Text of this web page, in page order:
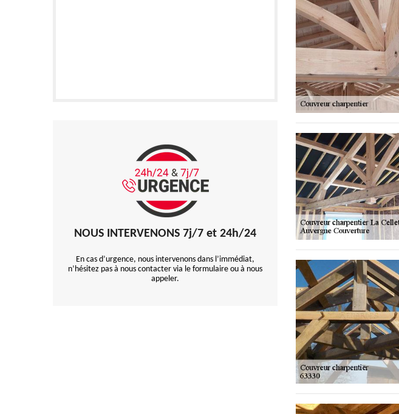
NOUS INTERVENONS 7j/7 et 24h/24
En cas d’urgence, nous intervenons dans l’immédiat,
n’hésitez pas à nous contacter via le formulaire ou à nous
appeler.